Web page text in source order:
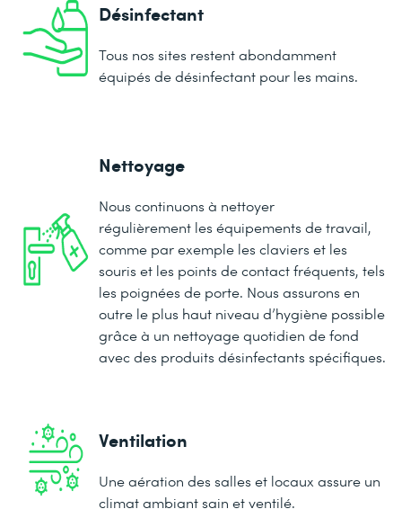
Désinfectant
Tous nos sites restent abondamment
équipés de désinfectant pour les mains.
Nettoyage
Nous continuons à nettoyer
régulièrement les équipements de travail,
comme par exemple les claviers et les
souris et les points de contact fréquents, tels
les poignées de porte. Nous assurons en
outre le plus haut niveau d’hygiène possible
grâce à un nettoyage quotidien de fond
avec des produits désinfectants spécifiques.
Ventilation
Une aération des salles et locaux assure un
climat ambiant sain et ventilé.